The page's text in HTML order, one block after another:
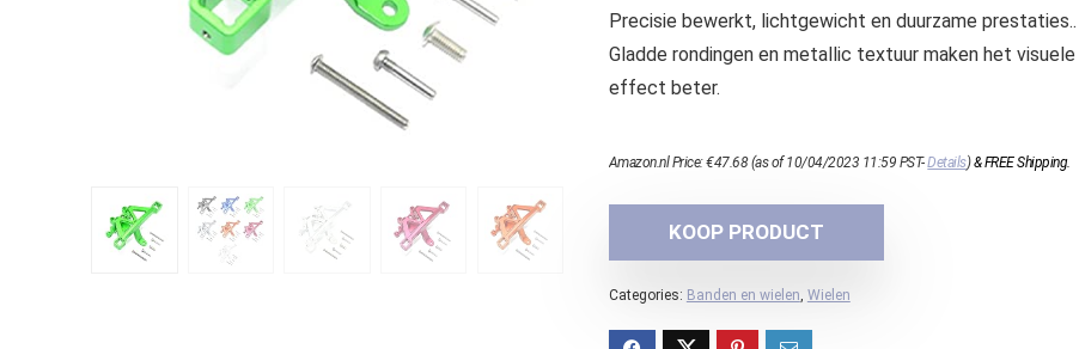
Precisie bewerkt, lichtgewicht en duurzame prestaties..
Gladde rondingen en metallic textuur maken het visuele
effect beter.
Amazon.nl Price:€47.68(as of 10/04/2023 11:59 PST-Details)&FREE Shipping.
KOOP PRODUCT
Categories: Banden en wielen, Wielen